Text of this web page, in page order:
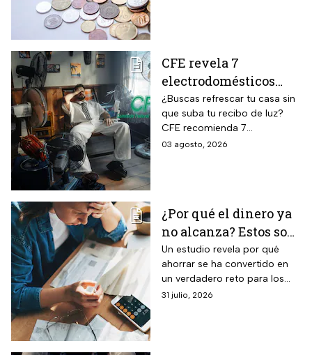
CFE revela 7
electrodomésticos
para combatir el calor
sin que se dispare tu
recibo de luz
¿Buscas refrescar tu casa sin
que suba tu recibo de luz?
CFE recomienda 7
electrodomésticos eficientes
03 agosto, 2026
¿Por qué el dinero ya
no alcanza? Estos son
los gastos que más
impactan a los
mexicanos
Un estudio revela por qué
ahorrar se ha convertido en
un verdadero reto para los
mexicanos.
31 julio, 2026